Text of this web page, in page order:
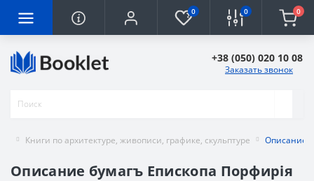
0 0 0
+38 (050) 020 10 08
Заказать звонок
Книги по архитектуре, живописи, графике, скульптуре Описание
Описание бумагъ Епископа Порфирія